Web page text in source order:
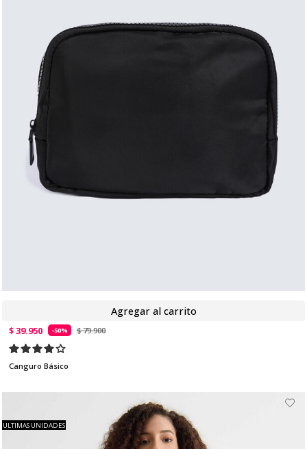
Agregar al carrito
$ 39.950 -50% $ 79.900
Canguro Básico
ULTIMAS UNIDADES